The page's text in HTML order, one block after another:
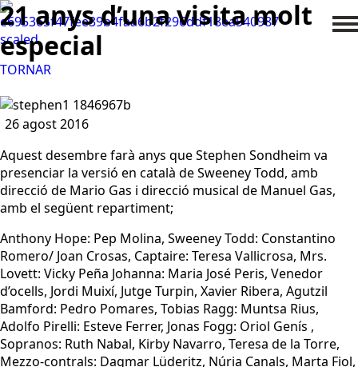
21 anys d’una visita molt
especial
TORNAR
26 agost 2016
Aquest desembre farà anys que Stephen Sondheim va
presenciar la versió en català de Sweeney Todd, amb
direcció de Mario Gas i direcció musical de Manuel Gas,
amb el següent repartiment;
Anthony Hope: Pep Molina, Sweeney Todd: Constantino
Romero/ Joan Crosas, Captaire: Teresa Vallicrosa, Mrs.
Lovett: Vicky Peña Johanna: Maria José Peris, Venedor
d’ocells, Jordi Muixí, Jutge Turpin, Xavier Ribera, Agutzil
Bamford: Pedro Pomares, Tobias Ragg: Muntsa Rius,
Adolfo Pirelli: Esteve Ferrer, Jonas Fogg: Oriol Genís ,
Sopranos: Ruth Nabal, Kirby Navarro, Teresa de la Torre,
Mezzo-contrals: Dagmar Lüderitz, Núria Canals, Marta Fiol,